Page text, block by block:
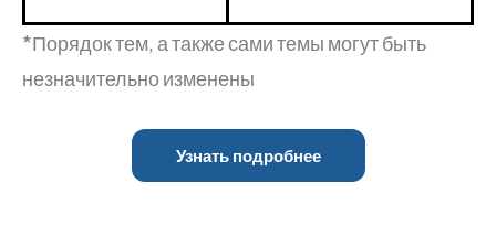
*Порядок тем, а также сами темы могут быть
незначительно изменены
Узнать подробнее